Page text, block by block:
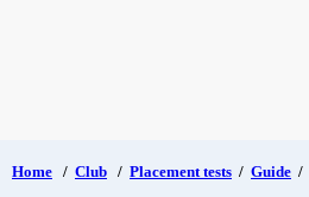
Home / Club / Placement tests / Guide /